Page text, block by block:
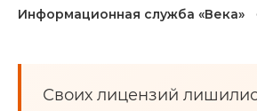
КУЛЬТУРА
НОВОСТИ
Информационная служба «Века»
Своих лицензий